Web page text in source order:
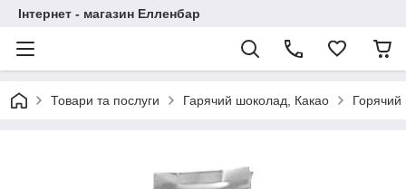
Інтернет - магазин Елленбар
Товари та послуги Гарячий шоколад, Какао